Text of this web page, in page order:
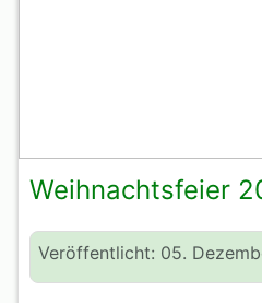
Weihnachtsfeier
Veröffentlicht: 05.